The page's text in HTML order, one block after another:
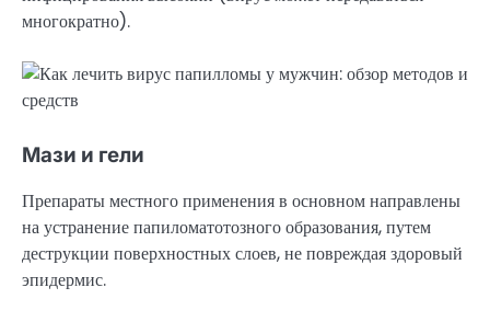
многократно).
Мази и гели
Препараты местного применения в основном направлены
на устранение папиломатотозного образования, путем
деструкции поверхностных слоев, не повреждая здоровый
эпидермис.